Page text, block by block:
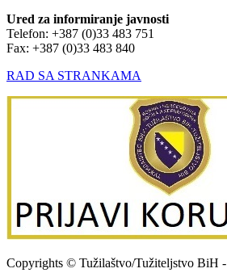
Ured za informiranje javnosti
Telefon: +387 (0)33 483 751
Fax: +387 (0)33 483 840
RAD SA STRANKAMA
Copyrights © Tužilaštvo/Tužiteljstvo BiH